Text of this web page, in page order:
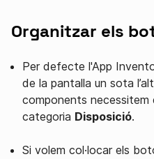
Organitzar els
Per defecte l'App
de la pantalla un sota
components necessitem
categoria Disposició.
Si volem col·locar els